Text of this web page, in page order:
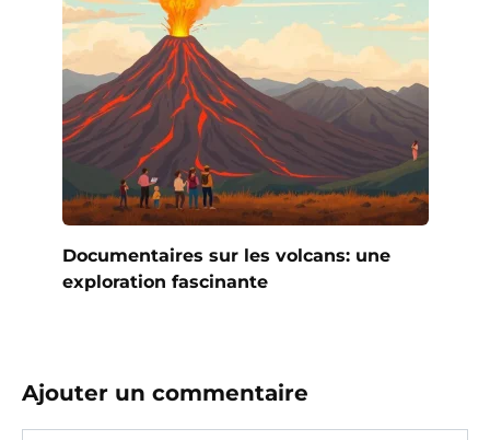
Documentaires sur les volcans: une
exploration fascinante
Ajouter un commentaire